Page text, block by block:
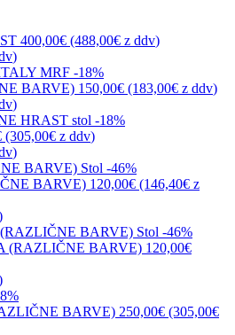
400,00€ (488,00€ z ddv)
)
-18%
BARVE) 150,00€ (183,00€ z ddv)
)
-18%
(305,00€ z ddv)
)
-46%
BARVE) 120,00€ (146,40€ z
-46%
(RAZLIČNE BARVE) 120,00€
BARVE) 250,00€ (305,00€